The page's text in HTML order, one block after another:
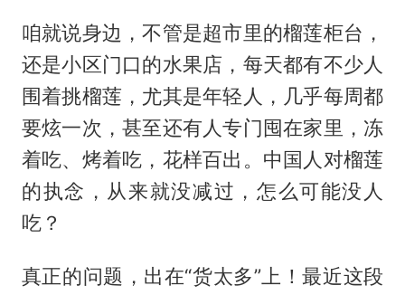
咱就说身边，不管是超市里的榴莲柜台，
还是小区门口的水果店，每天都有不少人
围着挑榴莲，尤其是年轻人，几乎每周都
要炫一次，甚至还有人专门囤在家里，冻
着吃、烤着吃，花样百出。中国人对榴莲
的执念，从来就没减过，怎么可能没人
吃？
真正的问题，出在“货太多”上！最近这段